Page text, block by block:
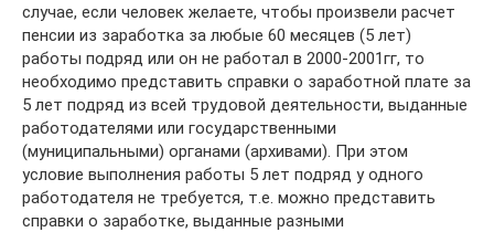
случае, если человек желаете, чтобы произвели расчет
пенсии из заработка за любые 60 месяцев (5 лет)
работы подряд или он не работал в 2000-2001гг, то
необходимо представить справки о заработной плате за
5 лет подряд из всей трудовой деятельности, выданные
работодателями или государственными
(муниципальными) органами (архивами). При этом
условие выполнения работы 5 лет подряд у одного
работодателя не требуется, т.е. можно представить
справки о заработке, выданные разными